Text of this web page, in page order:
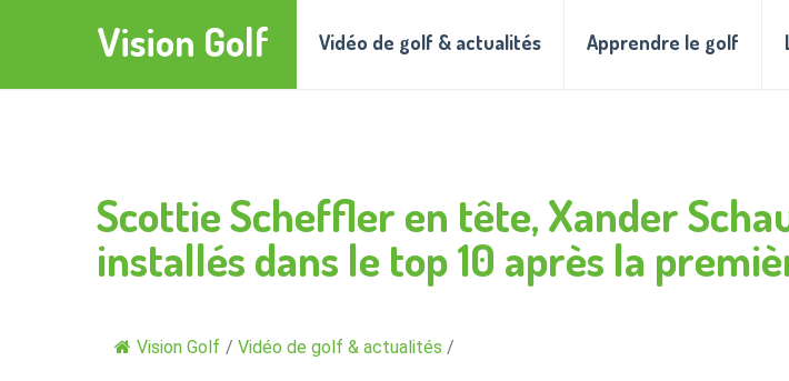
Vision Golf Vidéo de golf & actualités Apprendre le golf
Scottie Scheffler en tête, Xander
installés dans le top 10 après la
Vision Golf / Vidéo de golf & actualités /